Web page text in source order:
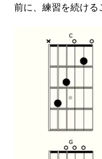
前に、練習を続ける